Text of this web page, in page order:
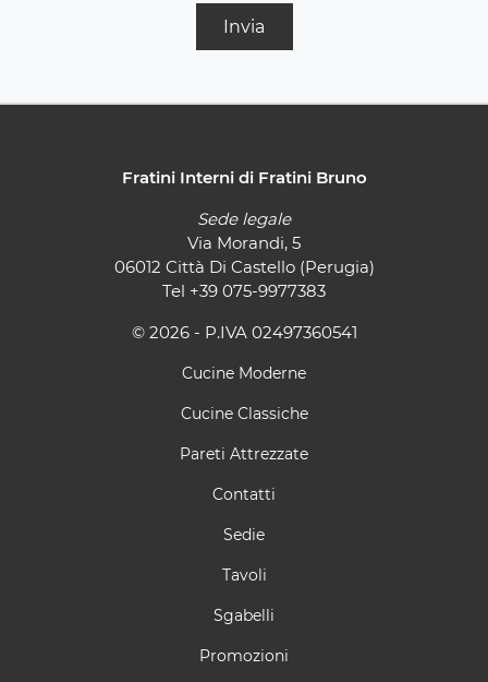
Invia
Fratini Interni di Fratini Bruno
Sede legale
Via Morandi, 5
06012 Città Di Castello (Perugia)
Tel +39 075-9977383
© 2026 - P.IVA 02497360541
Cucine Moderne
Cucine Classiche
Pareti Attrezzate
Contatti
Sedie
Tavoli
Sgabelli
Promozioni